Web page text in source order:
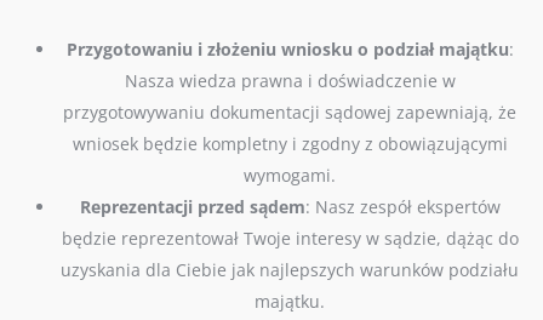
Przygotowaniu i złożeniu wniosku o podział majątku:
Nasza wiedza prawna i doświadczenie w
przygotowywaniu dokumentacji sądowej zapewniają, że
wniosek będzie kompletny i zgodny z obowiązującymi
wymogami.
Reprezentacji przed sądem: Nasz zespół ekspertów
będzie reprezentował Twoje interesy w sądzie, dążąc do
uzyskania dla Ciebie jak najlepszych warunków podziału
majątku.